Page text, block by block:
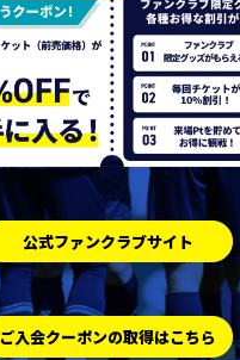
公式ファンクラブサイト
ご入会クーポンの取得はこちら